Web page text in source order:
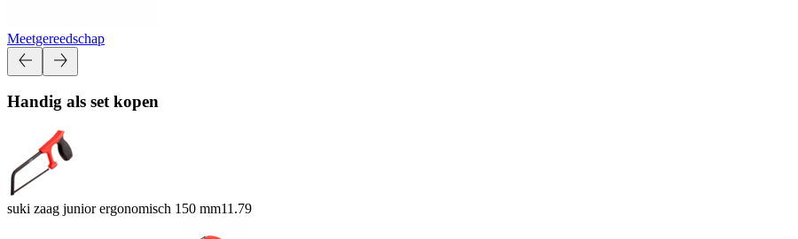
Meetgereedschap
Handig als set kopen
suki zaag junior ergonomisch 150 mm11.79